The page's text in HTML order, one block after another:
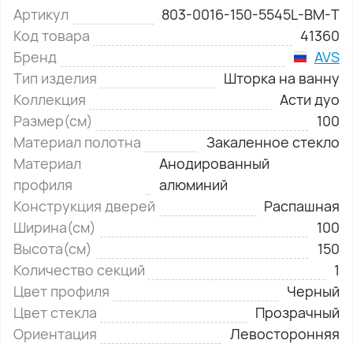
Артикул
803-0016-150-5545L-BM-T
Код товара
41360
Бренд
AVS
Тип изделия
Шторка на ванну
Коллекция
Асти дуо
Размер(см)
100
Материал полотна
Закаленное стекло
Материал
профиля
Анодированный
алюминий
Конструкция дверей
Распашная
Ширина(см)
100
Высота(см)
150
Количество секций
1
Цвет профиля
Черный
Цвет стекла
Прозрачный
Ориентация
Левосторонняя